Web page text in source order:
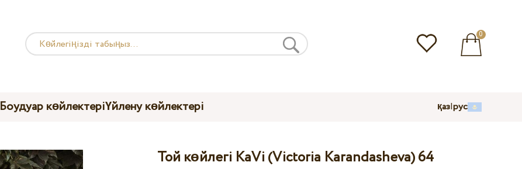
0
Боудуар көйлектеріҮйлену көйлектері қаз|рус
Той көйлегі KaVi (Victoria Karandasheva) 64